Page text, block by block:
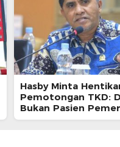
Hasby Minta
Pemotongan TKD:
Bukan Pasien
Pusat